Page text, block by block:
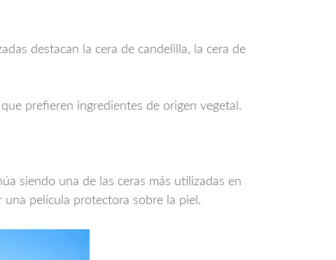
destacan la cera de candelilla, la cera de
prefieren ingredientes de origen vegetal.
siendo una de las ceras más utilizadas en
una película protectora sobre la piel.